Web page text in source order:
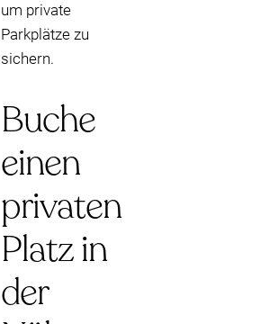
um private
Parkplätze zu
sichern.
Buche
einen
privaten
Platz in
der